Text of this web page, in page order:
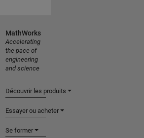
MathWorks
Accelerating
the pace of
engineering
and science
Découvrir les produits
Essayer ou acheter
Se former